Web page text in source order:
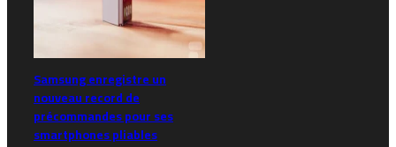
Samsung enregistre un
nouveau record de
précommandes pour ses
smartphones pliables